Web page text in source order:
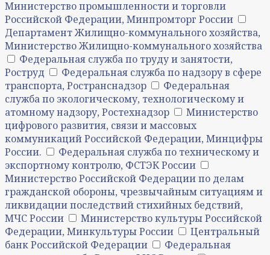
Министерство промышленности и торговли
Российской Федерации, Минпромторг России
Департамент Жилищно-коммунального хозяйства,
Министерство Жилищно-коммунального хозяйства
Федеральная служба по труду и занятости,
Роструд
Федеральная служба по надзору в сфере
транспорта, Ространснадзор
Федеральная
служба по экологическому, технологическому и
атомному надзору, Ростехнадзор
Министерство
цифрового развития, связи и массовых
коммуникаций Российской Федерации, Минцифры
России.
Федеральная служба по техническому и
экспортному контролю, ФСТЭК России
Министерство Российской Федерации по делам
гражданской обороны, чрезвычайным ситуациям и
ликвидации последствий стихийных бедствий,
МЧС России
Министерство культуры Российской
Федерации, Минкультуры России
Центральный
банк Российской Федерации
Федеральная